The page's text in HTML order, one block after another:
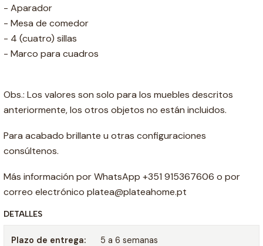
- Aparador
- Mesa de comedor
- 4 (cuatro) sillas
- Marco para cuadros
Obs.: Los valores son solo para los muebles descritos
anteriormente, los otros objetos no están incluidos.
Para acabado brillante u otras configuraciones
consúltenos.
Más información por WhatsApp +351 915367606 o por
correo electrónico platea@plateahome.pt
DETALLES
Plazo de entrega: 5 a 6 semanas